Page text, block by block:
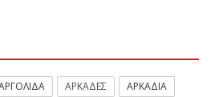
ΑΡΚΑΔΕΣ ΑΡΚΑΔΙΑ